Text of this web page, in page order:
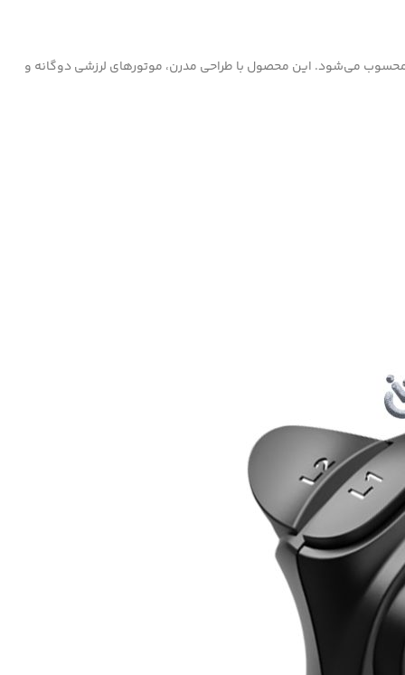
از بهترین انتخاب‌های سال 2024 محسوب می‌شود. این محصول با طراحی مدرن، موتورهای لرزشی دوگانه و